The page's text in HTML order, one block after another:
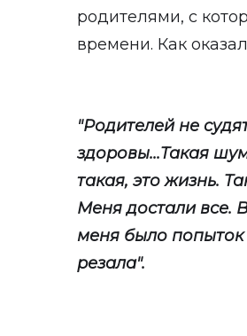
родителями, с
времени. Как
"Родителей не
здоровы...Такая
такая, это жизнь.
Меня достали все.
меня было попыток
резала".